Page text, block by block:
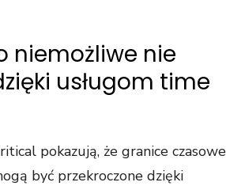
niemożliwe nie
usługom time
pokazują, że granice czasowe
być przekroczone dzięki